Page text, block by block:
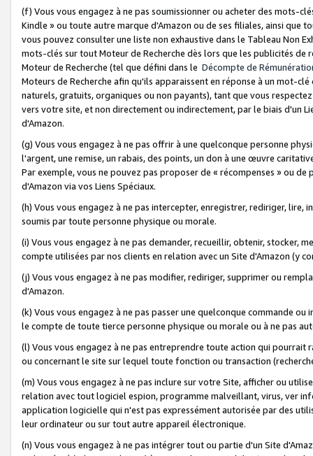
(f) Vous vous engagez à ne pas soumissionner ou acheter des mots-
Kindle » ou toute autre marque d'Amazon ou de ses filiales, ainsi que
vous pouvez consulter une liste non exhaustive dans le Tableau Non
mots-clés sur tout Moteur de Recherche dès lors que les publicités de
Moteur de Recherche (tel que défini dans le Décompte de
Moteurs de Recherche afin qu'ils apparaissent en réponse à un mot-
naturels, gratuits, organiques ou non payants), tant que vous
vers votre site, et non directement ou indirectement, par le biais d'un
d'Amazon.
(g) Vous vous engagez à ne pas offrir à une quelconque personne
l'argent, une remise, un rabais, des points, un don à une œuvre
Par exemple, vous ne pouvez pas proposer de « récompenses » ou
d'Amazon via vos Liens Spéciaux.
(h) Vous vous engagez à ne pas intercepter, enregistrer, rediriger,
soumis par toute personne physique ou morale.
(i) Vous vous engagez à ne pas demander, recueillir, obtenir, stocker,
compte utilisées par nos clients en relation avec un Site d'Amazon (y
(j) Vous vous engagez à ne pas modifier, rediriger, supprimer ou
d'Amazon.
(k) Vous vous engagez à ne pas passer une quelconque commande
le compte de toute tierce personne physique ou morale ou à ne pas
(l) Vous vous engagez à ne pas entreprendre toute action qui
ou concernant le site sur lequel toute fonction ou transaction
(m) Vous vous engagez à ne pas inclure sur votre Site, afficher ou
relation avec tout logiciel espion, programme malveillant, virus, ver
application logicielle qui n'est pas expressément autorisée par des
leur ordinateur ou sur tout autre appareil électronique.
(n) Vous vous engagez à ne pas intégrer tout ou partie d'un Site